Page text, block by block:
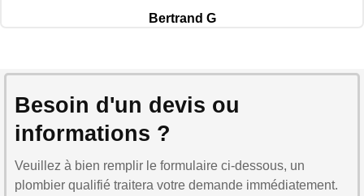
Bertrand G
Besoin d'un devis ou
informations ?
Veuillez à bien remplir le formulaire ci-dessous, un
plombier qualifié traitera votre demande immédiatement.